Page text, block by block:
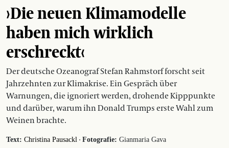
›Die neuen Klimamodelle
haben mich wirklich
erschreckt‹
Der deutsche Ozeanograf Stefan Rahmstorf forscht seit
Jahrzehnten zur Klimakrise. Ein Gespräch über
Warnungen, die ignoriert werden, drohende Kipppunkte
und darüber, warum ihn Donald Trumps erste Wahl zum
Weinen brachte.
Text: Christina Pausackl · Fotografie: Gianmaria Gava